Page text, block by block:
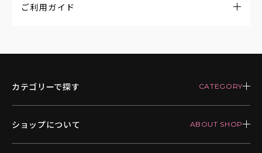
ご利用ガイド
カテゴリーで探す
ショップについて